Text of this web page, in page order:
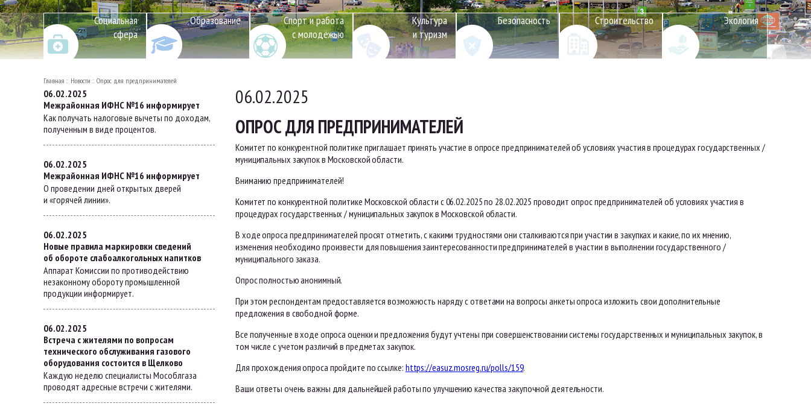
Социальная
сфера
Образование
Спорт и работа
с молодёжью
Культура
и туризм
Безопасность Строительство Экология
Главная Новости Опрос для предпринимателей
06.02.2025
Межрайонная ИФНС №16 информирует
Как получать налоговые вычеты по доходам,
полученным в виде процентов.
06.02.2025
Межрайонная ИФНС №16 информирует
О проведении дней открытых дверей
и «горячей линии».
06.02.2025
Новые правила маркировки сведений
об обороте слабоалкогольных напитков
Аппарат Комиссии по противодействию
незаконному обороту промышленной
продукции информирует.
06.02.2025
Встреча с жителями по вопросам
технического обслуживания газового
оборудования состоится в Щелково
Каждую неделю специалисты Мособлгаза
проводят адресные встречи с жителями.
06.02.2025
ОПРОС ДЛЯ ПРЕДПРИНИМАТЕЛЕЙ
Комитет по конкурентной политике приглашает принять участие в опросе предпринимателей об условиях участия в процедурах государственных /
муниципальных закупок в Московской области.
Вниманию предпринимателей!
Комитет по конкурентной политике Московской области с 06.02.2025 по 28.02.2025 проводит опрос предпринимателей об условиях участия в
процедурах государственных / муниципальных закупок в Московской области.
В ходе опроса предпринимателей просят отметить, с какими трудностями они сталкиваются при участии в закупках и какие, по их мнению,
изменения необходимо произвести для повышения заинтересованности предпринимателей в участии в выполнении государственного /
муниципального заказа.
Опрос полностью анонимный.
При этом респондентам предоставляется возможность наряду с ответами на вопросы анкеты опроса изложить свои дополнительные
предложения в свободной форме.
Все полученные в ходе опроса оценки и предложения будут учтены при совершенствовании системы государственных и муниципальных закупок, в
том числе с учетом различий в предметах закупок.
Для прохождения опроса пройдите по ссылке: https://easuz.mosreg.ru/polls/159.
Ваши ответы очень важны для дальнейшей работы по улучшению качества закупочной деятельности.